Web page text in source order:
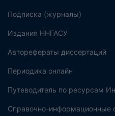
Подписка (журналы)
Издания ННГАСУ
Авторефераты диссертаций
Периодика онлайн
Путеводитель по ресурсам
Справочно-информационные